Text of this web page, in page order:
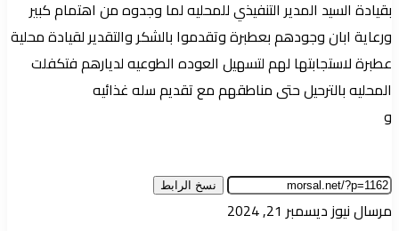
بقيادة السيد المدير التنفيذي للمحليه لما وجدوه من اهتمام كبير
ورعاية ابان وجودهم بعطبرة وتقدموا بالشكر والتقدير لقيادة محلية
عطبرة لاستجابتها لهم لتسهيل العوده الطوعيه لديارهم فتكفلت
المحليه بالترحيل حتى مناطقهم مع تقديم سله غذائيه
و
نسخ الرابط
مرسال نيوزأرسل
ديسمبر 21, 2024